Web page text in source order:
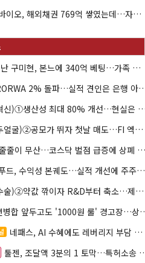
엘앤케이바이오, 해외채권 769억 쌓였는데…자회사 4곳 자본잠식
아워홈 떠난 구미현, 본느에 340억 베팅…가족 지배체제 구축
JB금융 RORWA 2% 돌파…실
(AI 보험혁신)①생산성 최대 80%
(락업의 두얼굴)②공모가 뛰자 첫날 매도…FI 엑시트 전략 갈렸다
유증·CB 줄줄이 무산…코스닥 벌점 급증에 상폐 압박
현대그린푸드, 수익성 본궤도…실적 개선에 주주환원까지
(약가 대수술)②약값 깎이자 R&D부터 축소…제약업계 비상경영 돌입
대교, 액면병합 앞두고
네패스, AI 수혜에도 레버리지 부담 여전
툴젠, 조달액 3분의 1 토막…특허소송 비용부터 챙긴다